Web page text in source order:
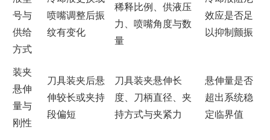
号与
供给
方式
喷嘴调整后振
纹有变化
稀释比例、供液压
力、喷嘴角度与数
量
效应是否足
以抑制颤振
装夹
悬伸
量与
刚性
刀具装夹后悬
伸较长或夹持
段偏短
刀具装夹悬伸长
度、刀柄直径、夹
持方式与夹紧力
悬伸量是否
超出系统稳
定临界值